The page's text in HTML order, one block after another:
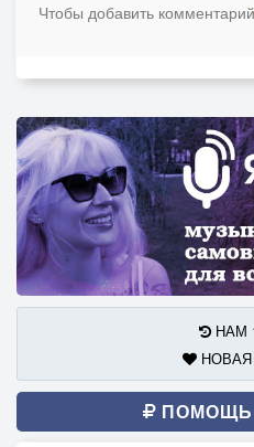
Чтобы добавить комментарий
НАМ
ПОМОЩЬ